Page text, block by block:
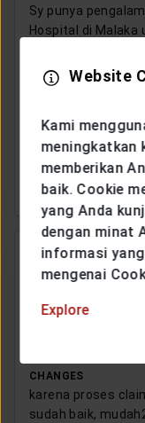
Sy punya
Hospital di
mengcovernya
cepat, tks
pernah terputus
ingin
sampai ke usia 99
FERRY
CHANGES
karena proses
sudah baik,
Website
Kami
meningkatkan
memberikan
baik. Cookie
yang Anda
dengan minat
informasi
mengenai
Explore